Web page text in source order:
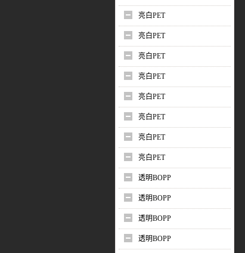
亮白PET
亮白PET
亮白PET
亮白PET
亮白PET
亮白PET
亮白PET
亮白PET
透明BOPP
透明BOPP
透明BOPP
透明BOPP